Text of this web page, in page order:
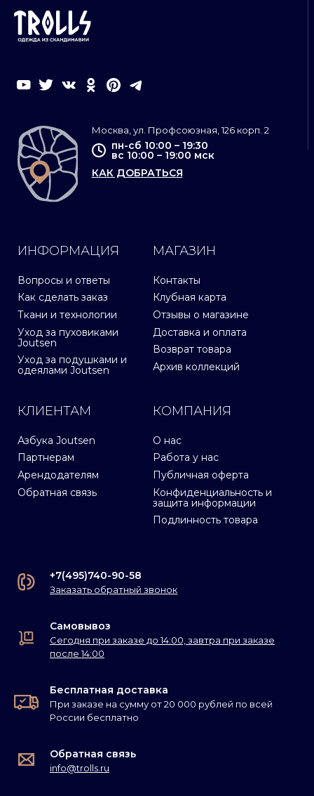
ИНФОРМАЦИЯ
Вопросы и ответы
Как сделать заказ
Ткани и технологии
Уход за пуховиками
Joutsen
Уход за подушками и
одеялами Joutsen
МАГАЗИН
Контакты
Клубная карта
Отзывы о магазине
Доставка и оплата
Возврат товара
Архив коллекций
КЛИЕНТАМ
Азбука Joutsen
Партнерам
Арендодателям
Обратная связь
КОМПАНИЯ
О нас
Работа у нас
Публичная оферта
Конфиденциальность и
защита информации
Подлинность товара
Москва, ул. Профсоюзная, 126 корп. 2
пн-сб 10:00 – 19:30
вс 10:00 – 19:00 мск
КАК ДОБРАТЬСЯ
+7(495)740-90-58
Заказать обратный звонок
Самовывоз
Сегодня при заказе до 14:00, завтра при заказе
после 14:00
Бесплатная доставка
При заказе на сумму от 20 000 рублей по всей
России бесплатно
Обратная связь
info@trolls.ru